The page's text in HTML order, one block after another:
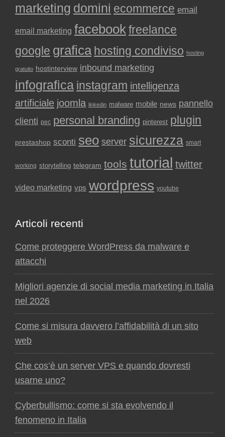
marketing domini ecommerce email
email marketing facebookfreelance
google grafica hosting condiviso hosting
gratuito hostinterview inbound marketing
infografica instagram intelligenza
artificiale joomla linkedin malware mobile news pannello
clienti pec personal branding pinterest plugin
prestashop sconti seo server sicurezza smart
working storytelling telegram tools tutorial twitter
video marketing vps wordpress youtube
Articoli recenti
Come proteggere WordPress da malware e
attacchi
Migliori agenzie di social media marketing in Italia
nel 2026
Come si misura davvero l’affidabilità di un sito
web
Che cos’è un server VPS e quando dovresti
usarne uno?
Cyberbullismo: come si sta evolvendo il
fenomeno in Italia